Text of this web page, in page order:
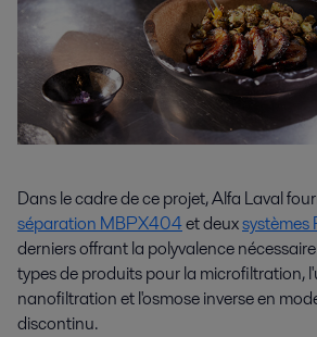
Dans le cadre de ce projet, Alfa Laval
séparation MBPX404et deux
derniers offrant la polyvalence
types de produits pour la microfiltration,
nanofiltration et l'osmose inverse en
discontinu.